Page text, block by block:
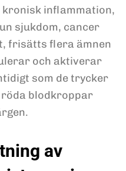
kronisk inflammation,
sjukdom, cancer
frisätts flera ämnen
och aktiverar
som de trycker
blodkroppar
av